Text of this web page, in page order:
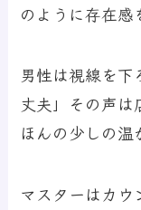
のように存在感
男性は視線を
丈夫」その声は
ほんの少しの温
マスターはカ